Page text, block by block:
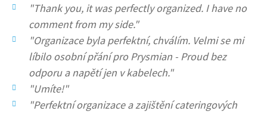
"Thank you, it was perfectly organized. I have no
comment from my side."
"Organizace byla perfektní, chválím. Velmi se mi
líbilo osobní přání pro Prysmian - Proud bez
odporu a napětí jen v kabelech."
"Umíte!"
"Perfektní organizace a zajištění cateringových